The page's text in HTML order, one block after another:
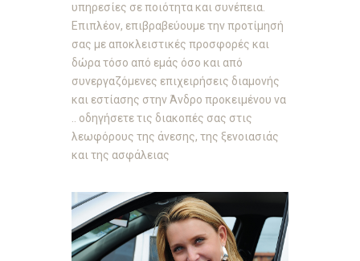
υπηρεσίες σε ποιότητα και συνέπεια.
Επιπλέον, επιβραβεύουμε την προτίμησή
σας με αποκλειστικές προσφορές και
δώρα τόσο από εμάς όσο και από
συνεργαζόμενες επιχειρήσεις διαμονής
και εστίασης στην Άνδρο προκειμένου να
.. οδηγήσετε τις διακοπές σας στις
λεωφόρους της άνεσης, της ξενοιασιάς
και της ασφάλειας